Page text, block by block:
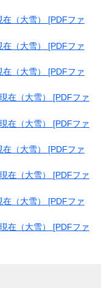
（大雪） [PDFファ
（大雪） [PDFファ
（大雪） [PDFファ
在（大雪） [PDFファ
在（大雪） [PDFファ
（大雪） [PDFファ
在（大雪） [PDFファ
（大雪） [PDFファ
在（大雪） [PDFファ